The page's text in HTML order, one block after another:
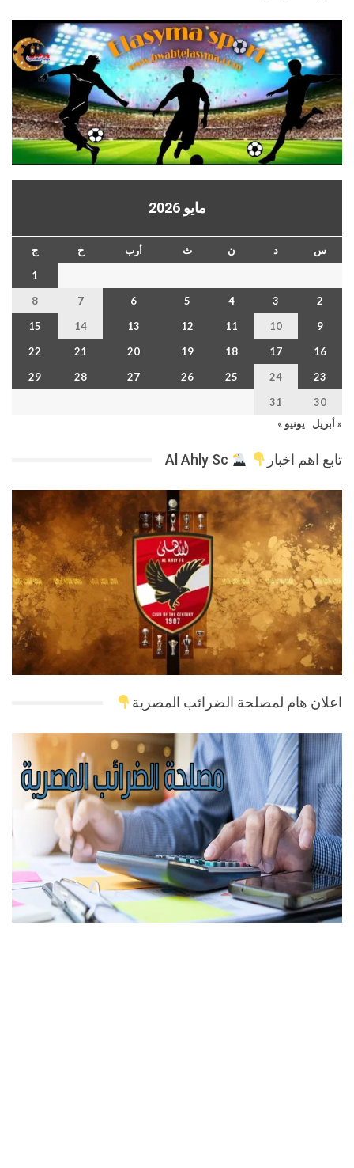
مايو 2026
س د ن ث أرب خ
ج
1
2
3
4
5
6
7
8
9
10
11
12
13
14
15
16
17
18
19
20
21
22
23
24
25
26
27
28
29
30
31
« أبريل
يونيو »
تابع اهم اخبار
اعلان هام لمصلحة الضرائب المصرية